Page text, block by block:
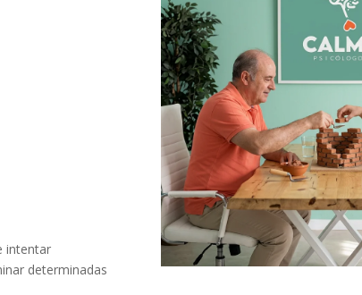
intentar
determinadas